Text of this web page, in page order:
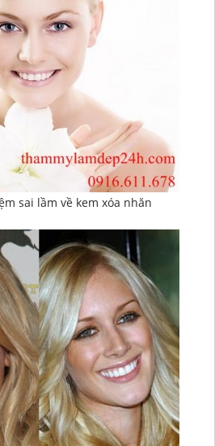
sai lầm về kem xóa nhăn